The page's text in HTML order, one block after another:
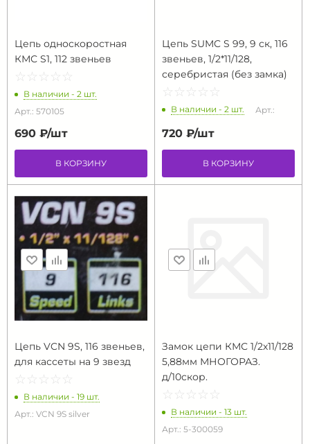
Цепь односкоростная
КМС S1, 112 звеньев
☆ ☆ ☆ ☆ ☆
★ ★ ★ ★ ★
В наличии - 2 шт.
Арт.: 570105
690 ₽/шт
В КОРЗИНУ
Цепь SUMC S 99, 9 ск, 116
звеньев, 1/2*11/128,
серебристая (без замка)
☆ ☆ ☆ ☆ ☆
★ ★ ★ ★ ★
В наличии - 2 шт. Арт.:
720 ₽/шт
В КОРЗИНУ
Цепь VCN 9S, 116 звеньев,
для кассеты на 9 звезд
☆ ☆ ☆ ☆ ☆
★ ★ ★ ★ ★
В наличии - 19 шт.
Арт.: VCN 9S silver
Замок цепи КМС 1/2х11/128
5,88мм МНОГОРАЗ.
д/10скор.
☆ ☆ ☆ ☆ ☆
★ ★ ★ ★ ★
В наличии - 13 шт.
Арт.: 5-300059